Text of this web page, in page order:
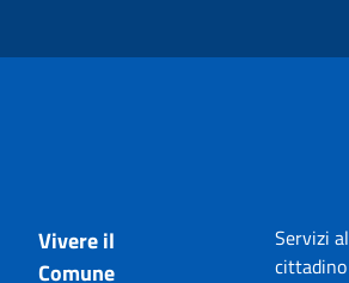
Vivere il
Comune
Servizi al
cittadino